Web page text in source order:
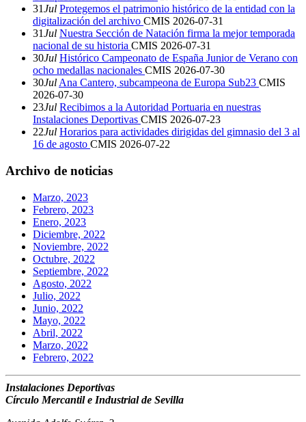
31Jul Protegemos el patrimonio histórico de la entidad con la
digitalización del archivo CMIS 2026-07-31
31Jul Nuestra Sección de Natación firma la mejor temporada
nacional de su historia CMIS 2026-07-31
30Jul Histórico Campeonato de España Junior de Verano con
ocho medallas nacionales CMIS 2026-07-30
30Jul Ana Cantero, subcampeona de Europa Sub23 CMIS
2026-07-30
23Jul Recibimos a la Autoridad Portuaria en nuestras
Instalaciones Deportivas CMIS 2026-07-23
22Jul Horarios para actividades dirigidas del gimnasio del 3 al
16 de agosto CMIS 2026-07-22
Archivo de noticias
Marzo, 2023
Febrero, 2023
Enero, 2023
Diciembre, 2022
Noviembre, 2022
Octubre, 2022
Septiembre, 2022
Agosto, 2022
Julio, 2022
Junio, 2022
Mayo, 2022
Abril, 2022
Marzo, 2022
Febrero, 2022
Instalaciones Deportivas
Círculo Mercantil e Industrial de Sevilla